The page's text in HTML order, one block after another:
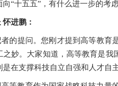
向“十五五”，有什么进一步的考
进鹏：
的提问。您刚才提到高等教育
之妙。大家知道，高等教育是
是在支撑科技自立自强和人才自